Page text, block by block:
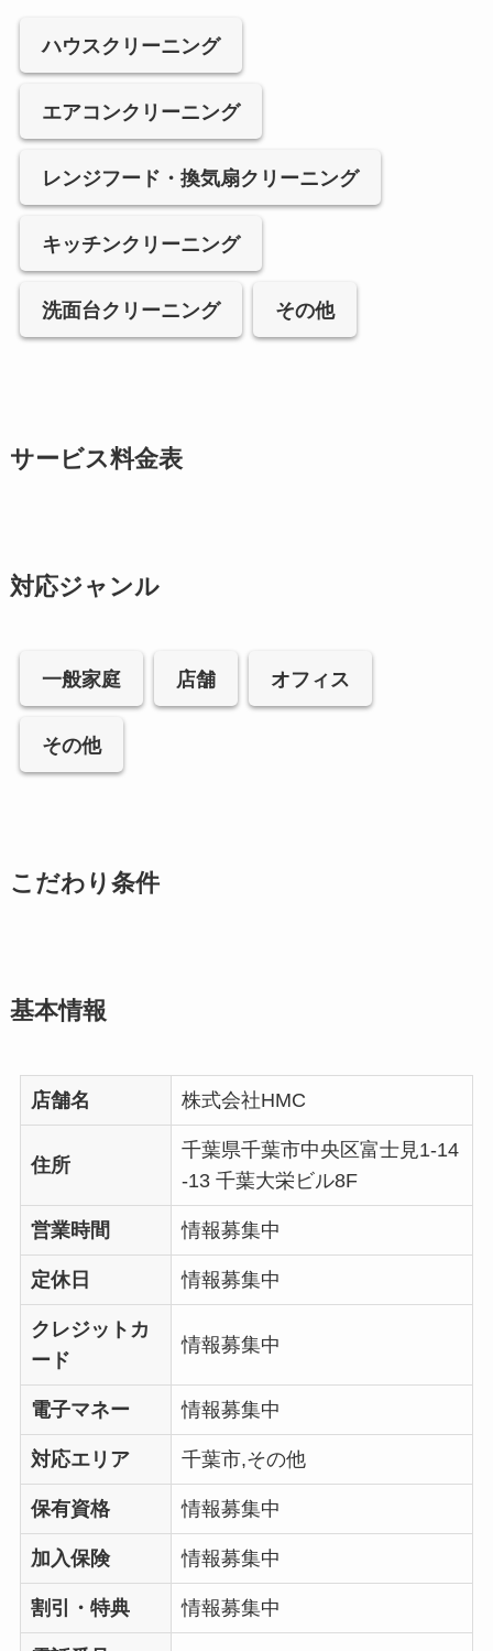
ハウスクリーニング
エアコンクリーニング
レンジフード・換気扇クリーニング
キッチンクリーニング
洗面台クリーニング その他
サービス料金表
対応ジャンル
一般家庭 店舗 オフィス
その他
こだわり条件
基本情報
店舗名 株式会社HMC
住所
千葉県千葉市中央区富士見1-14
-13 千葉大栄ビル8F
営業時間 情報募集中
定休日 情報募集中
クレジットカ
ード
情報募集中
電子マネー 情報募集中
対応エリア 千葉市,その他
保有資格 情報募集中
加入保険 情報募集中
割引・特典 情報募集中